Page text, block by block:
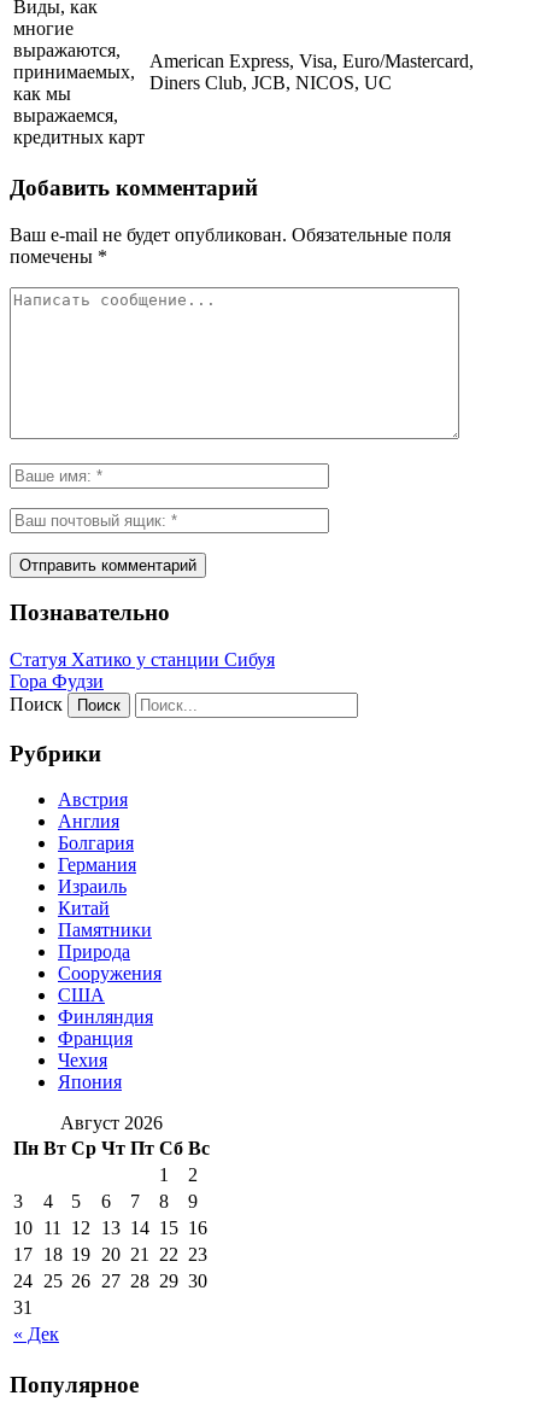
Виды, как
многие
выражаются,
принимаемых,
как мы
выражаемся,
кредитных карт
American Express, Visa, Euro/Mastercard,
Diners Club, JCB, NICOS, UC
Добавить комментарий
Ваш e-mail не будет опубликован. Обязательные поля
помечены *
Познавательно
Статуя Хатико у станции Сибуя
Гора Фудзи
Поиск
Рубрики
Австрия
Англия
Болгария
Германия
Израиль
Китай
Памятники
Природа
Сооружения
США
Финляндия
Франция
Чехия
Япония
Август 2026
Пн Вт Ср Чт Пт Сб Вс
« Дек
1
2
3
4 5 6 7 8
9
10 11 12 13 14 15 16
17 18 19 20 21 22 23
24 25 26 27 28 29 30
31
Популярное